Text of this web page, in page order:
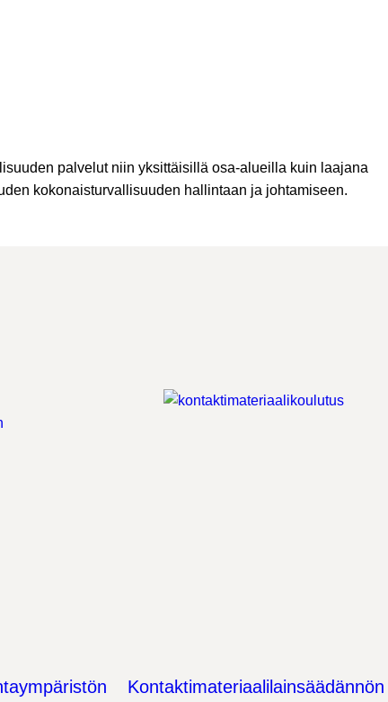
palvelut niin yksittäisillä osa-alueilla kuin laajana
kokonaisturvallisuuden hallintaan ja johtamiseen.
Kontaktimateriaalilainsäädännön